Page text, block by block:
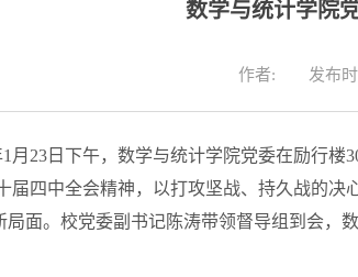
数学与统计学院
作者: 发布
1月23日下午，数学与统计学院党委在励行楼
四中全会精神，以打攻坚战、持久战的
面。校党委副书记陈涛带领督导组到会